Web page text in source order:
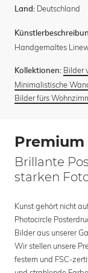
Land: Deutschland
Handgemaltes
Kollektionen: Bilder
Minimalistische
Bilder fürs
Brillante
starken
Kunst gehört nicht
Photocircle
Bilder aus unserer
Wir stellen unsere
festem und FSC-